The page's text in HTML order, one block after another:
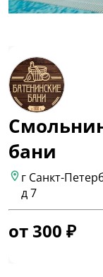
бани
г Санкт-
д 7
от 300 ₽